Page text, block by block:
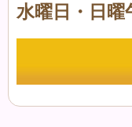
水曜日・日曜